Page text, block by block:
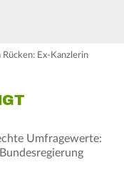
Ex-Kanzlerin
Umfragewerte: